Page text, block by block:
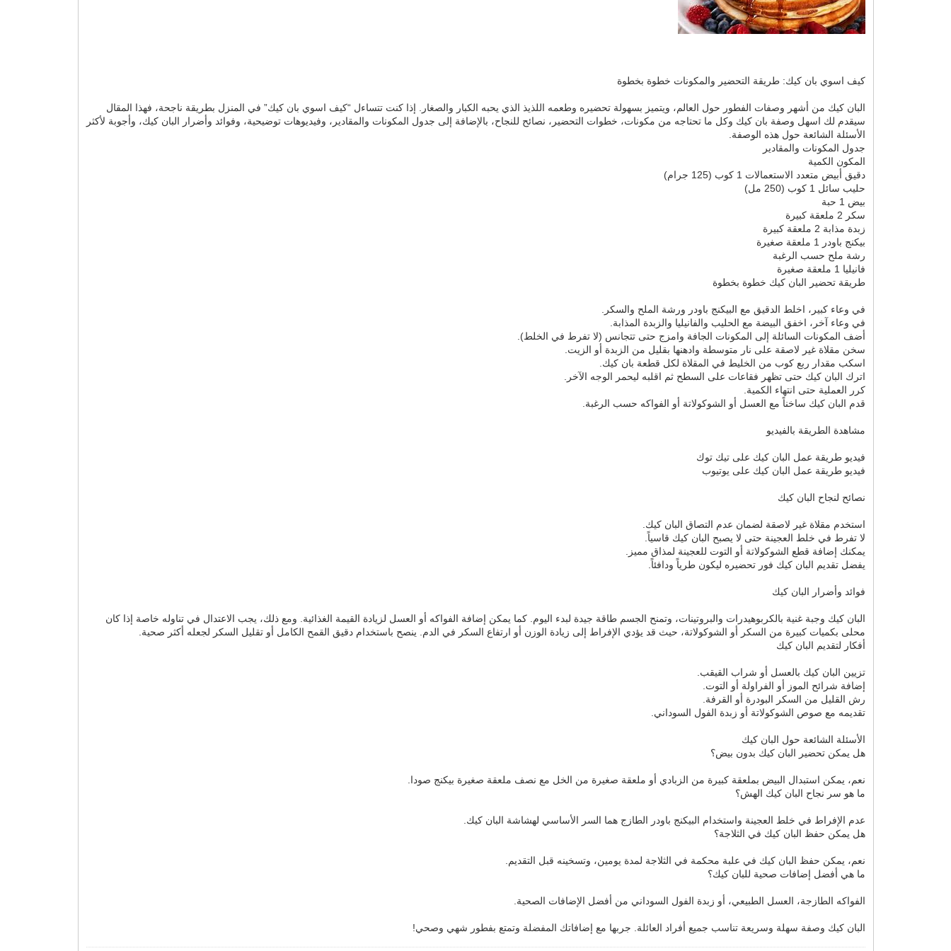
كيف اسوي بان كيك: طريقة التحضير والمكونات خطوة بخطوة
البان كيك من أشهر وصفات الفطور حول العالم، ويتميز بسهولة تحضيره وطعمه اللذيذ الذي يحبه الكبار والصغار. إذا كنت تتساءل “كيف اسوي بان كيك” في المنزل بطريقة ناجحة، فهذا المقال
سيقدم لك اسهل وصفة بان كيك وكل ما تحتاجه من مكونات، خطوات التحضير، نصائح للنجاح، بالإضافة إلى جدول المكونات والمقادير، وفيديوهات توضيحية، وفوائد وأضرار البان كيك، وأجوبة لأكثر
الأسئلة الشائعة حول هذه الوصفة.
جدول المكونات والمقادير
المكون الكمية
دقيق أبيض متعدد الاستعمالات 1 كوب (125 جرام)
حليب سائل 1 كوب (250 مل)
بيض 1 حبة
سكر 2 ملعقة كبيرة
زبدة مذابة 2 ملعقة كبيرة
بيكنج باودر 1 ملعقة صغيرة
رشة ملح حسب الرغبة
فانيليا 1 ملعقة صغيرة
طريقة تحضير البان كيك خطوة بخطوة
في وعاء كبير، اخلط الدقيق مع البيكنج باودر ورشة الملح والسكر.
في وعاء آخر، اخفق البيضة مع الحليب والفانيليا والزبدة المذابة.
أضف المكونات السائلة إلى المكونات الجافة وامزج حتى تتجانس (لا تفرط في الخلط).
سخن مقلاة غير لاصقة على نار متوسطة وادهنها بقليل من الزبدة أو الزيت.
اسكب مقدار ربع كوب من الخليط في المقلاة لكل قطعة بان كيك.
اترك البان كيك حتى تظهر فقاعات على السطح ثم اقلبه ليحمر الوجه الآخر.
كرر العملية حتى انتهاء الكمية.
قدم البان كيك ساخناً مع العسل أو الشوكولاتة أو الفواكه حسب الرغبة.
مشاهدة الطريقة بالفيديو
فيديو طريقة عمل البان كيك على تيك توك
فيديو طريقة عمل البان كيك على يوتيوب
نصائح لنجاح البان كيك
استخدم مقلاة غير لاصقة لضمان عدم التصاق البان كيك.
لا تفرط في خلط العجينة حتى لا يصبح البان كيك قاسياً.
يمكنك إضافة قطع الشوكولاتة أو التوت للعجينة لمذاق مميز.
يفضل تقديم البان كيك فور تحضيره ليكون طرياً ودافئاً.
فوائد وأضرار البان كيك
البان كيك وجبة غنية بالكربوهيدرات والبروتينات، وتمنح الجسم طاقة جيدة لبدء اليوم. كما يمكن إضافة الفواكه أو العسل لزيادة القيمة الغذائية. ومع ذلك، يجب الاعتدال في تناوله خاصة إذا كان
محلى بكميات كبيرة من السكر أو الشوكولاتة، حيث قد يؤدي الإفراط إلى زيادة الوزن أو ارتفاع السكر في الدم. ينصح باستخدام دقيق القمح الكامل أو تقليل السكر لجعله أكثر صحية.
أفكار لتقديم البان كيك
تزيين البان كيك بالعسل أو شراب القيقب.
إضافة شرائح الموز أو الفراولة أو التوت.
رش القليل من السكر البودرة أو القرفة.
تقديمه مع صوص الشوكولاتة أو زبدة الفول السوداني.
الأسئلة الشائعة حول البان كيك
هل يمكن تحضير البان كيك بدون بيض؟
نعم، يمكن استبدال البيض بملعقة كبيرة من الزبادي أو ملعقة صغيرة من الخل مع نصف ملعقة صغيرة بيكنج صودا.
ما هو سر نجاح البان كيك الهش؟
عدم الإفراط في خلط العجينة واستخدام البيكنج باودر الطازج هما السر الأساسي لهشاشة البان كيك.
هل يمكن حفظ البان كيك في الثلاجة؟
نعم، يمكن حفظ البان كيك في علبة محكمة في الثلاجة لمدة يومين، وتسخينه قبل التقديم.
ما هي أفضل إضافات صحية للبان كيك؟
الفواكه الطازجة، العسل الطبيعي، أو زبدة الفول السوداني من أفضل الإضافات الصحية.
البان كيك وصفة سهلة وسريعة تناسب جميع أفراد العائلة. جربها مع إضافاتك المفضلة وتمتع بفطور شهي وصحي!